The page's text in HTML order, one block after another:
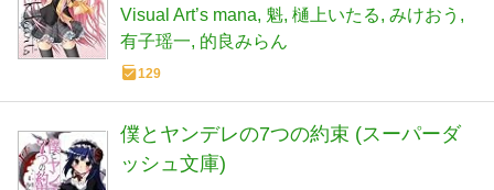
Visual Art’s mana 魁 樋上いたる みけおう
有子瑶一 的良みらん
129
僕とヤンデレの7つの約束 (スーパーダ
ッシュ文庫)